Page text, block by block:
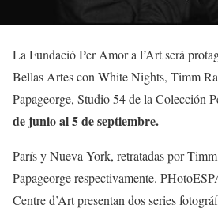
La Fundació Per Amor a l’Art será
Bellas Artes con White Nights, Timm
Papageorge, Studio 54 de la Colección
de junio al 5 de septiembre.
París y Nueva York, retratadas por
Papageorge respectivamente.
Centre d’Art presentan dos series